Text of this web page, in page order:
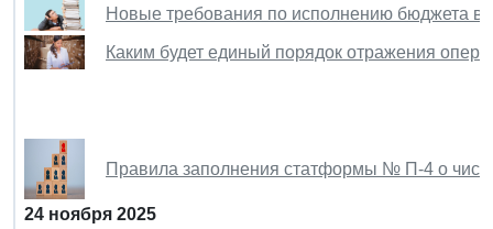
Новые требования по исполнению бюджета
Каким будет единый порядок отражения
Правила заполнения статформы № П-4 о
24 ноября 2025